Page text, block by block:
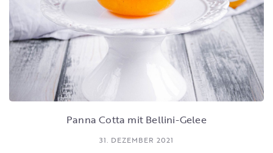
Panna Cotta mit Bellini-Gelee
31. DEZEMBER 2021